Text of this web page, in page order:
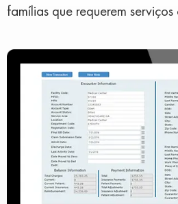
famílias que requerem serviços